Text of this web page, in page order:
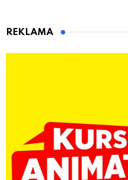
dzieci
REKLAMA